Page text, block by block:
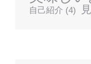
自己紹介 (4)